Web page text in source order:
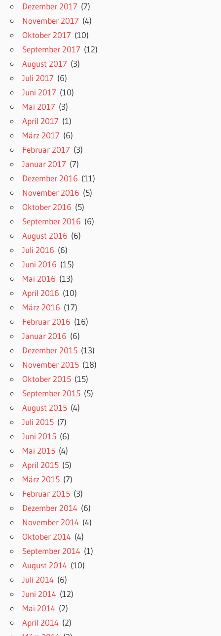
Dezember 2017 (7)
November 2017 (4)
Oktober 2017 (10)
September 2017 (12)
August 2017 (3)
Juli 2017 (6)
Juni 2017 (10)
Mai 2017 (3)
April 2017 (1)
März 2017 (6)
Februar 2017 (3)
Januar 2017 (7)
Dezember 2016 (11)
November 2016 (5)
Oktober 2016 (5)
September 2016 (6)
August 2016 (6)
Juli 2016 (6)
Juni 2016 (15)
Mai 2016 (13)
April 2016 (10)
März 2016 (17)
Februar 2016 (16)
Januar 2016 (6)
Dezember 2015 (13)
November 2015 (18)
Oktober 2015 (15)
September 2015 (5)
August 2015 (4)
Juli 2015 (7)
Juni 2015 (6)
Mai 2015 (4)
April 2015 (5)
März 2015 (7)
Februar 2015 (3)
Dezember 2014 (6)
November 2014 (4)
Oktober 2014 (4)
September 2014 (1)
August 2014 (10)
Juli 2014 (6)
Juni 2014 (12)
Mai 2014 (2)
April 2014 (2)